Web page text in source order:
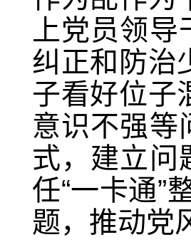
上党员领
纠正和防治
子看好位子
意识不强等
式，建立问
任“一卡通”
题，推动党